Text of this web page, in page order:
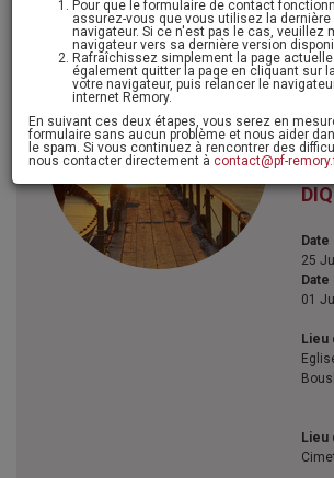
25
01
Lieu
Lieu
Pour que le formulaire de contact
assurez-vous que vous utilisez la dernière
navigateur. Si ce n'est pas le cas, veuillez
navigateur vers sa dernière version
Rafraîchissez simplement la page
également quitter la page en cliquant sur
votre navigateur, puis relancer le
En suivant ces deux étapes, vous serez en
formulaire sans aucun problème et nous aider
le spam. Si vous continuez à rencontrer des